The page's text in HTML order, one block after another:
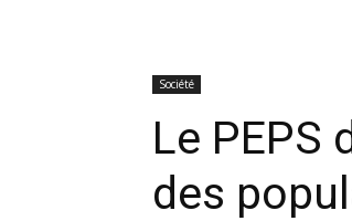
Société
Le PEPS
des